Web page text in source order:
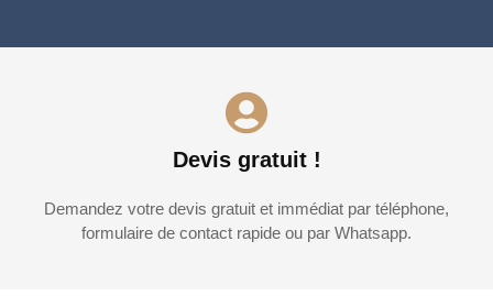
Devis gratuit !
Demandez votre devis gratuit et immédiat par téléphone,
formulaire de contact rapide ou par Whatsapp.